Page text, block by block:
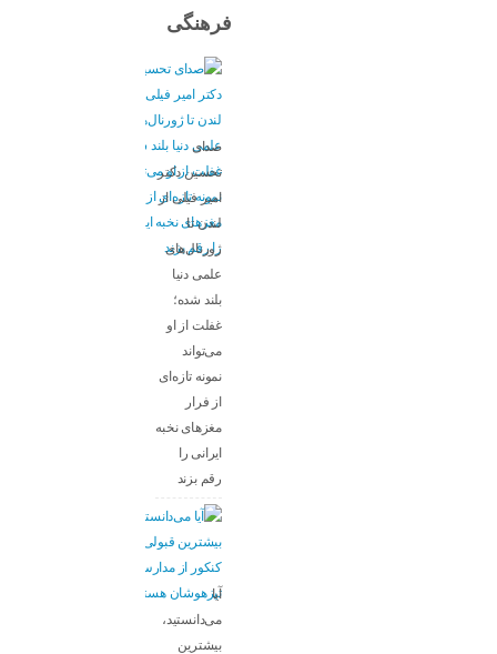
فرهنگی
صدای
تحسین دکتر
امیر فیلی از
لندن تا
ژورنال‌های
علمی دنیا
بلند شده؛
غفلت از او
می‌تواند
نمونه تازه‌ای
از فرار
مغزهای نخبه
ایرانی را
رقم بزند
آیا
می‌دانستید،
بیشترین